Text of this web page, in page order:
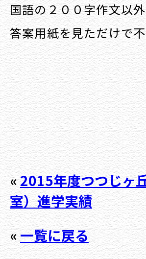
国語の２００字作文以
答案用紙を見ただけで
«2015年度つつじヶ
室）進学実績
«一覧に戻る